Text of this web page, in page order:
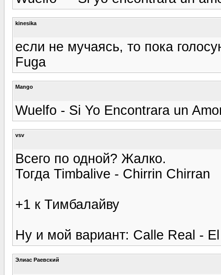
kinesika
если не мучаясь, то пока
Fuga
Mango
Wuelfo - Si Yo Encontrara un
vsv
Всего по одной? Жалко.
Тогда Timbalive - Chirrin Chirran
+1 к Тимбалайву
Ну и мой вариант: Calle Real -
Элиас Раевский